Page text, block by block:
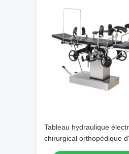
Tableau hydraulique
chirurgical orthopédique
d'acier inoxydable de